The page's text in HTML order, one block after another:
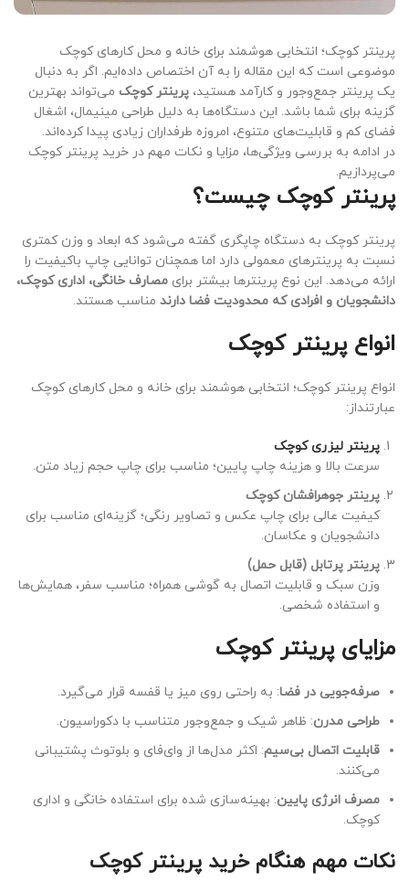
پرینتر کوچک؛ انتخابی هوشمند برای خانه و محل کارهای کوچک
موضوعی است که این مقاله را به آن اختصاص داده‌ایم. اگر به دنبال
یک پرینتر جمع‌وجور و کارآمد هستید، پرینتر کوچک می‌تواند بهترین
گزینه برای شما باشد. این دستگاه‌ها به دلیل طراحی مینیمال، اشغال
فضای کم و قابلیت‌های متنوع، امروزه طرفداران زیادی پیدا کرده‌اند.
در ادامه به بررسی ویژگی‌ها، مزایا و نکات مهم در خرید پرینتر کوچک
می‌پردازیم.
پرینتر کوچک چیست؟
ارائه می‌دهد. این نوع پرینترها بیشتر برای
دانشجویان و افرادی که محدودیت فضا دارند مناسب هستند.
انواع پرینتر کوچک
عبارتنداز:
پرینتر لیزری کوچک
سرعت بالا و هزینه چاپ پایین؛ مناسب برای چاپ حجم زیاد متن.
پرینتر جوهرافشان کوچک
دانشجویان و عکاسان.
پرینتر پرتابل (قابل حمل)
و استفاده شخصی.
مزایای پرینتر کوچک
صرفه‌جویی در فضا: به راحتی روی میز یا قفسه قرار می‌گیرد.
طراحی مدرن: ظاهر شیک و جمع‌وجور متناسب با دکوراسیون.
قابلیت اتصال بی‌سیم
می‌کنند.
مصرف انرژی پایین
کوچک.
نکات مهم هنگام خرید پرینتر کوچک